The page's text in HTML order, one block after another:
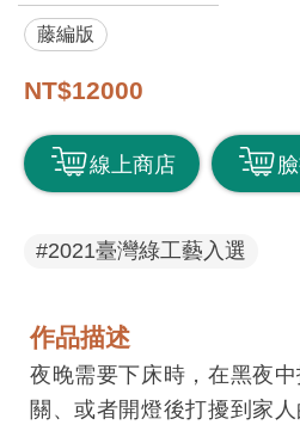
藝
美
術
訊
息
遞
於
平
台
藤編版
NT$12000
線上商店
#2021臺灣綠工藝入選
作品描述
夜晚需要下床時，在黑夜
關、或者開燈後打擾到家